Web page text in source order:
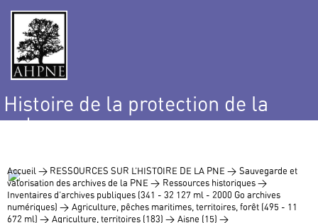
Histoire de la protection de la
nature
Accueil > RESSOURCES SUR L’HISTOIRE DE LA PNE > Sauvegarde et
valorisation des archives de la PNE > Ressources historiques >
Inventaires d’archives publiques (341 - 32 127 ml - 2000 Go archives
numériques) > Agriculture, pêches maritimes, territoires, forêt (495 - 11
672 ml) > Agriculture, territoires (183) > Aisne (15) >